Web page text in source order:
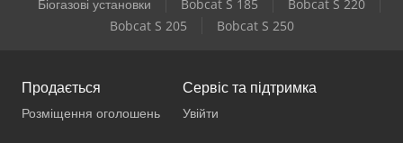
Біогазові установки
Bobcat S 185
Bobcat S 220
Bobcat S 205
Bobcat S 250
Продається
Розміщення оголошень
Сервіс та підтримка
Увійти